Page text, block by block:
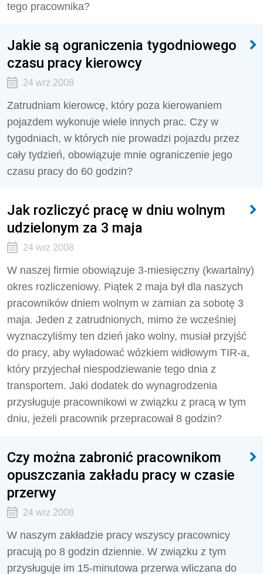
tego pracownika?
Jakie są ograniczenia tygodniowego
czasu pracy kierowcy
24 wrz 2008
Zatrudniam kierowcę, który poza kierowaniem
pojazdem wykonuje wiele innych prac. Czy w
tygodniach, w których nie prowadzi pojazdu przez
cały tydzień, obowiązuje mnie ograniczenie jego
czasu pracy do 60 godzin?
Jak rozliczyć pracę w dniu wolnym
udzielonym za 3 maja
24 wrz 2008
W naszej firmie obowiązuje 3-miesięczny (kwartalny)
okres rozliczeniowy. Piątek 2 maja był dla naszych
pracowników dniem wolnym w zamian za sobotę 3
maja. Jeden z zatrudnionych, mimo że wcześniej
wyznaczyliśmy ten dzień jako wolny, musiał przyjść
do pracy, aby wyładować wózkiem widłowym TIR-a,
który przyjechał niespodziewanie tego dnia z
transportem. Jaki dodatek do wynagrodzenia
przysługuje pracownikowi w związku z pracą w tym
dniu, jeżeli pracownik przepracował 8 godzin?
Czy można zabronić pracownikom
opuszczania zakładu pracy w czasie
przerwy
24 wrz 2008
W naszym zakładzie pracy wszyscy pracownicy
pracują po 8 godzin dziennie. W związku z tym
przysługuje im 15-minutowa przerwa wliczana do